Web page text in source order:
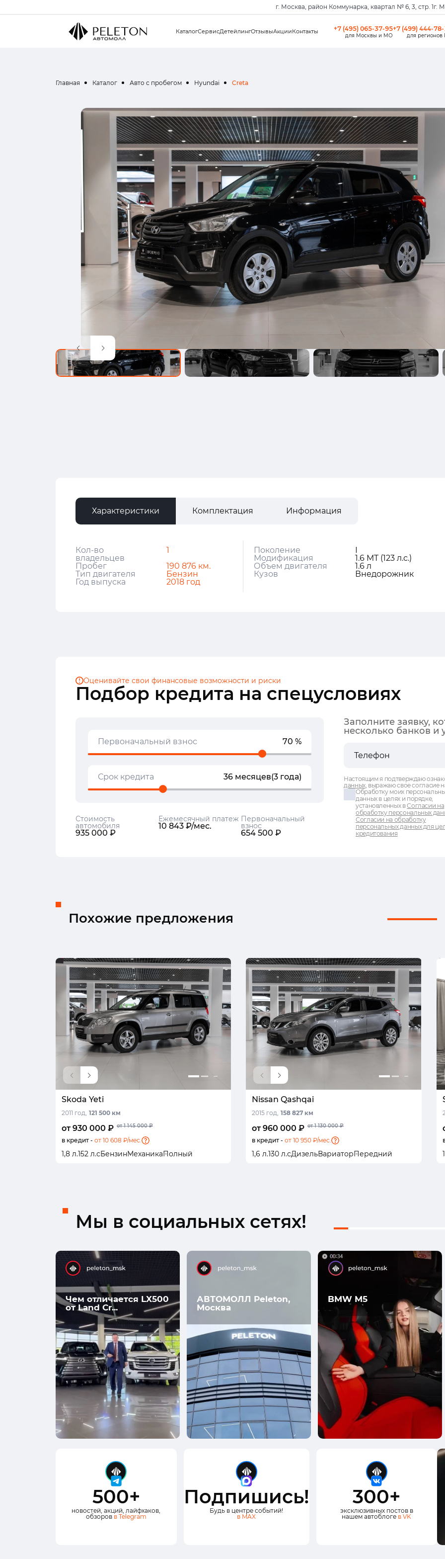
г. Москва, район Коммунарка, квартал № 6, 3, стр. 1г.
КаталогСервисДетейлингОтзывыАкцииКонтакты +7 (495) 065-37-95
для Москвы и МО
+7 (499) 444-
для регионов
Главная Каталог Авто с пробегом Hyundai Creta
Характеристики Комплектация Информация
Кол-во
владельцев
1
Пробег
190 876 км.
Тип двигателя
Бензин
Год выпуска
2018 год
Поколение
I
Модификация
1.6 MT (123 л.с.)
Объем двигателя
1.6 л
Кузов
Внедорожник
Подбор кредита на спецусловиях
Оценивайте свои финансовые возможности и риски
Первоначальный взнос 70 %
Срок кредита 36 месяцев(3 года)
Стоимость
автомобиля
935 000 ₽
Ежемесячный платеж
10 843 ₽/мес.
Первоначальный
взнос
654 500 ₽
Заполните заявку,
несколько банков и
Настоящим я подтверждаю
данных, выражаю свое согласие
Обработку моих
данных в целях и порядке,
установленных вСогласии на
обработку персональных
Согласии на обработку
персональных данных для
кредитования
Похожие предложения
Skoda Yeti
2011 год, 121 500 км
от 930 000 ₽ от 1 145 000 ₽
в кредит - от 10 608 ₽/мес.
1,8 л.152 л.сБензинМеханикаПолный
Nissan Qashqai
2015 год, 158 827 км
от 960 000 ₽ от 1 130 000 ₽
в кредит - от 10 950 ₽/мес.
1,6 л.130 л.сДизельВариаторПередний
Мы в социальных сетях!
Чем отличается LX500
от Land Cr...
АВТОМОЛЛ Peleton,
Москва
BMW M5
500+
новостей, акций, лайфхаков,
обзоров в Telegram
Подпишись!
Будь в центре событий!
в MAX
300+
эксклюзивных постов в
нашем автоблоге в VK